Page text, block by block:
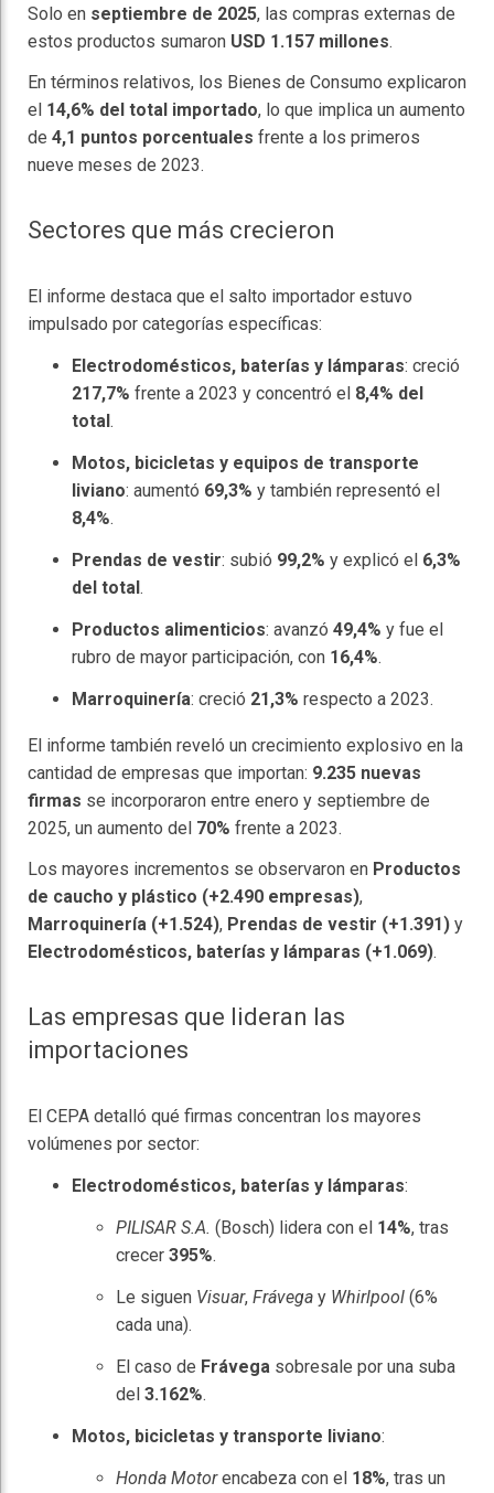
Solo en septiembre de 2025, las compras externas de
estos productos sumaron USD 1.157 millones.
En términos relativos, los Bienes de Consumo explicaron
el 14,6% del total importado, lo que implica un aumento
de 4,1 puntos porcentuales frente a los primeros
nueve meses de 2023.
Sectores que más crecieron
El informe destaca que el salto importador estuvo
impulsado por categorías específicas:
Electrodomésticos, baterías y lámparas: creció
217,7% frente a 2023 y concentró el 8,4% del
total.
Motos, bicicletas y equipos de transporte
liviano: aumentó 69,3% y también representó el
8,4%.
Prendas de vestir: subió 99,2% y explicó el 6,3%
del total.
Productos alimenticios: avanzó 49,4% y fue el
rubro de mayor participación, con 16,4%.
Marroquinería: creció 21,3% respecto a 2023.
El informe también reveló un crecimiento explosivo en la
cantidad de empresas que importan: 9.235 nuevas
firmas se incorporaron entre enero y septiembre de
2025, un aumento del 70% frente a 2023.
Los mayores incrementos se observaron en Productos
de caucho y plástico (+2.490 empresas),
Marroquinería (+1.524), Prendas de vestir (+1.391) y
Electrodomésticos, baterías y lámparas (+1.069).
Las empresas que lideran las
importaciones
El CEPA detalló qué firmas concentran los mayores
volúmenes por sector:
Electrodomésticos, baterías y lámparas:
PILISAR S.A. (Bosch) lidera con el 14%, tras
crecer 395%.
Le siguen Visuar, Frávega y Whirlpool (6%
cada una).
El caso de Frávega sobresale por una suba
del 3.162%.
Motos, bicicletas y transporte liviano:
Honda Motorencabeza con el 18%, tras un